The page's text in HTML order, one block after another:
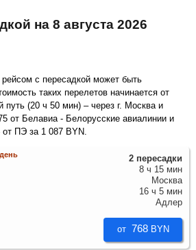
на 8 августа 2026
таких перелетов начинается от
путь (20 ч 50 мин) – через г. Москва и
от Белавиа - Белорусские авиалинии и
от ПЭ за 1 087 BYN
от 768 BYN
2 пересадки
8 ч 15 мин
Москва
16 ч 5 мин
Адлер